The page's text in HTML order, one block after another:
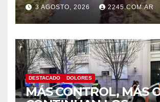
3 AGOSTO, 2026 2245.COM.AR
DESTACADO DOLORES
MÁS CONTROL, MÁS